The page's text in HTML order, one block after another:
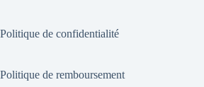
Politique de confidentialité
Politique de remboursement